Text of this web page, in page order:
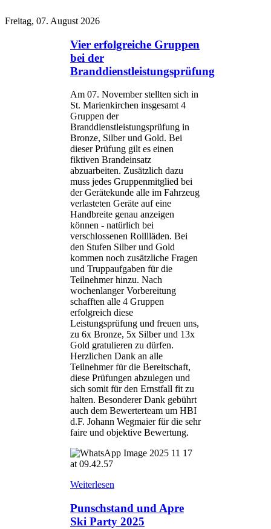
Freitag, 07. August 2026
Vier erfolgreiche Gruppen
bei der
Branddienstleistungsprüfung
Am 07. November stellten sich in
St. Marienkirchen insgesamt 4
Gruppen der
Branddienstleistungsprüfung in
Bronze, Silber und Gold. Bei
dieser Prüfung gilt es einen
fiktiven Brandeinsatz
abzuarbeiten. Zusätzlich dazu
muss jedes Gruppenmitglied bei
der Gerätekunde alle im Fahrzeug
verlasteten Geräte auf eine
Handbreite genau anzeigen
können - natürlich bei
verschlossenen Rolllläden. Bei
den Stufen Silber und Gold
kommen noch zusätzliche Fragen
und Truppaufgaben für die
Teilnehmer hinzu. Nach
wochenlanger Vorbereitung
schafften alle 4 Gruppen
erfolgreich diese
Leistungsprüfung und freuen uns,
zu 6x Bronze, 5x Silber und 13x
Gold gratulieren zu dürfen.
Herzlichen Dank an alle
Teilnehmer für die Bereitschaft,
diese Prüfungen abzulegen und
sich somit für den Ernstfall fit zu
halten. Besonderer Dank gebührt
auch dem Bewerterteam um HBI
d.F. Johann Wegmaier für die sehr
faire und objektive Bewertung.
Weiterlesen
Punschstand und Apre
Ski Party 2025